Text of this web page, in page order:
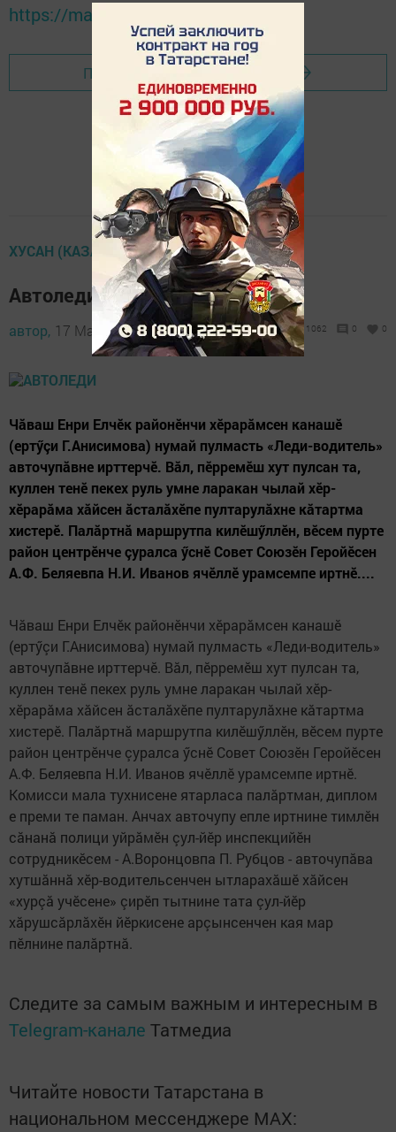
https://max.ru/tatmedia
Перейти на страницу новости
ХУСАН (КАЗАНЬ)
Автоледи
автор, 17 March 2017 - 07:16 1062 0 0
Чăваш Енри Елчӗк районӗнчи хӗрарăмсен канашӗ
(ертӳçи Г.Анисимова) нумай пулмасть «Леди-водитель»
авточу­пăв­­не ирттерчӗ. Вăл, пӗрре­мӗш хут пулсан та,
куллен те­нӗ пекех руль умне ларакан чылай хӗр-
хӗрарăма хăйсен ăсталăхӗпе пултарулăхне кă­тарт­ма
хистерӗ. Палăртнă мар­шрутпа килӗшӳллӗн, вӗсем пурте
район центрӗнче çуралса ӳснӗ Совет Союзӗн Геройӗсен
А.Ф. Беляевпа Н.И. Иванов ячӗллӗ урамсемпе иртнӗ....
Чăваш Енри Елчӗк районӗнчи хӗрарăмсен канашӗ
(ертӳçи Г.Анисимова) нумай пулмасть «Леди-водитель»
авточу­пăв­­не ирттерчӗ. Вăл, пӗрре­мӗш хут пулсан та,
куллен те­нӗ пекех руль умне ларакан чылай хӗр-
хӗрарăма хăйсен ăсталăхӗпе пултарулăхне кă­тарт­ма
хистерӗ. Палăртнă мар­шрутпа килӗшӳллӗн, вӗсем пурте
район центрӗнче çуралса ӳснӗ Совет Союзӗн Геройӗсен
А.Ф. Беляевпа Н.И. Иванов ячӗллӗ урамсемпе иртнӗ.
Комисси мала тухнисене ятарласа палăртман, диплом
е пре­ми те паман. Анчах авточупу епле иртнине тимлӗн
сăнанă полици уйрăмӗн çул-йӗр инспекцийӗн
сотрудникӗсем - А.Во­ронцовпа П. Рубцов - ав­то­чупăва
хутшăннă хӗр-водитель­сенчен ытларахăшӗ хăйсен
«хурçă учӗсене» çирӗп тытнине тата çул-йӗр
хăрушсăрлăхӗн йӗркисене арçынсенчен кая мар
пӗлнине палăртнă.
Следите за самым важным и интересным в
Telegram-канале Татмедиа
Читайте новости Татарстана в
национальном мессенджере MАХ: